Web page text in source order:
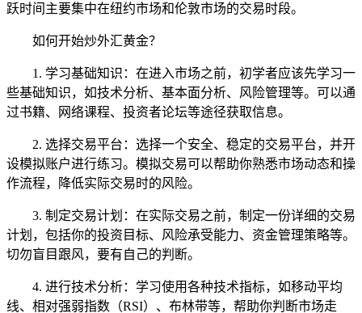
跃时间主要集中在纽约市场和伦敦市场的交易时段。
如何开始炒外汇黄金？
1. 学习基础知识：在进入市场之前，初学者应该先学习一
些基础知识，如技术分析、基本面分析、风险管理等。可以通
过书籍、网络课程、投资者论坛等途径获取信息。
2. 选择交易平台：选择一个安全、稳定的交易平台，并开
设模拟账户进行练习。模拟交易可以帮助你熟悉市场动态和操
作流程，降低实际交易时的风险。
3. 制定交易计划：在实际交易之前，制定一份详细的交易
计划，包括你的投资目标、风险承受能力、资金管理策略等。
切勿盲目跟风，要有自己的判断。
4. 进行技术分析：学习使用各种技术指标，如移动平均
线、相对强弱指数（RSI）、布林带等，帮助你判断市场走